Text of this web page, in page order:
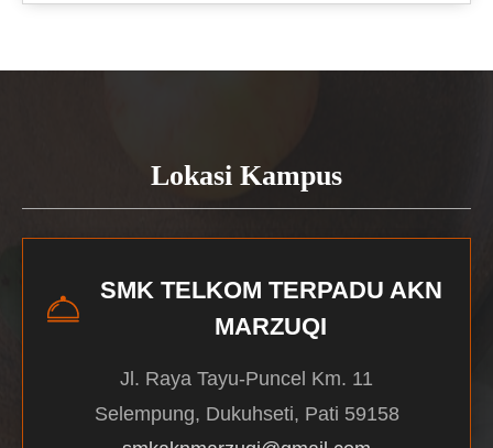
Lokasi Kampus
SMK TELKOM TERPADU AKN
MARZUQI
Jl. Raya Tayu-Puncel Km. 11
Selempung, Dukuhseti, Pati 59158